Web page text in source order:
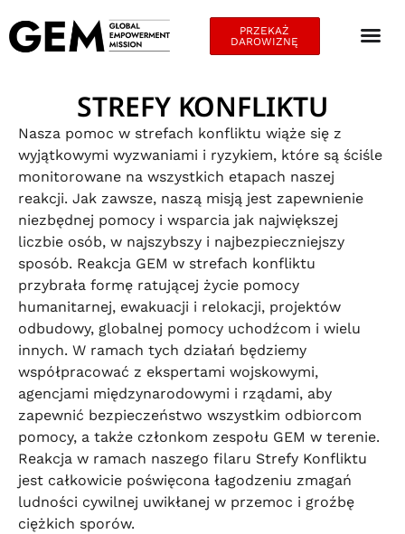
PRZEKAŻ
DAROWIZNĘ
STREFY KONFLIKTU
Nasza pomoc w strefach konfliktu wiąże się z
wyjątkowymi wyzwaniami i ryzykiem, które są ściśle
monitorowane na wszystkich etapach naszej
reakcji. Jak zawsze, naszą misją jest zapewnienie
niezbędnej pomocy i wsparcia jak największej
liczbie osób, w najszybszy i najbezpieczniejszy
sposób. Reakcja GEM w strefach konfliktu
przybrała formę ratującej życie pomocy
humanitarnej, ewakuacji i relokacji, projektów
odbudowy, globalnej pomocy uchodźcom i wielu
innych. W ramach tych działań będziemy
współpracować z ekspertami wojskowymi,
agencjami międzynarodowymi i rządami, aby
zapewnić bezpieczeństwo wszystkim odbiorcom
pomocy, a także członkom zespołu GEM w terenie.
Reakcja w ramach naszego filaru Strefy Konfliktu
jest całkowicie poświęcona łagodzeniu zmagań
ludności cywilnej uwikłanej w przemoc i groźbę
ciężkich sporów.